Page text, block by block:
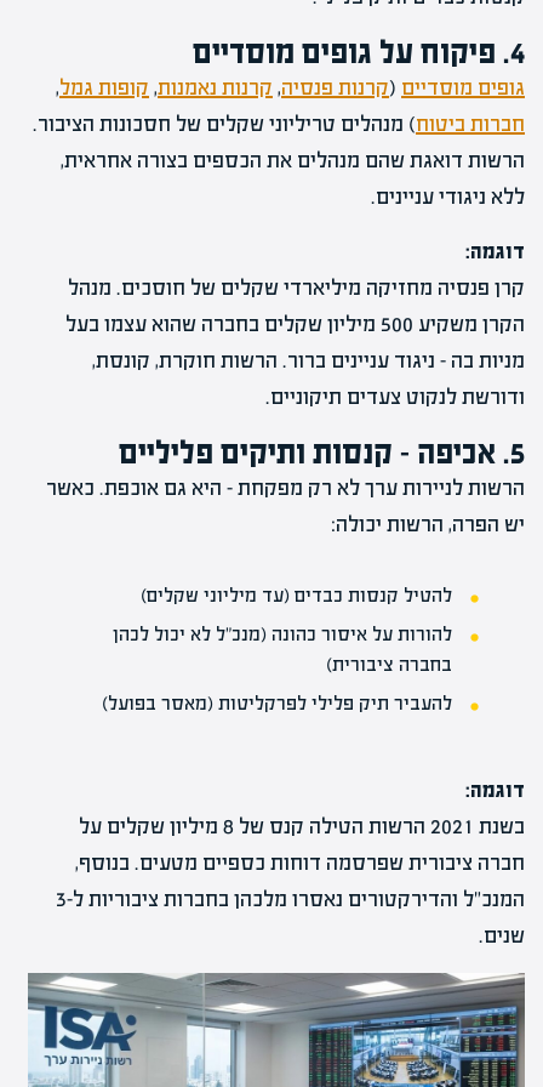
4. פיקוח על גופים מוסדיים
גופים מוסדיים (קרנות פנסיה, קרנות נאמנות, קופות גמל,
חברות ביטוח) מנהלים טריליוני שקלים של חסכונות הציבור.
הרשות דואגת שהם מנהלים את הכספים בצורה אחראית,
ללא ניגודי עניינים.
דוגמה:
קרן פנסיה מחזיקה מיליארדי שקלים של חוסכים. מנהל
הקרן משקיע 500 מיליון שקלים בחברה שהוא עצמו בעל
מניות בה – ניגוד עניינים ברור. הרשות חוקרת, קונסת,
ודורשת לנקוט צעדים תיקוניים.
5. אכיפה – קנסות ותיקים פליליים
הרשות לניירות ערך לא רק מפקחת – היא גם אוכפת. כאשר
יש הפרה, הרשות יכולה:
להטיל קנסות כבדים (עד מיליוני שקלים)
להורות על איסור כהונה (מנכ"ל לא יכול לכהן
בחברה ציבורית)
להעביר תיק פלילי לפרקליטות (מאסר בפועל)
דוגמה:
בשנת 2021 הרשות הטילה קנס של 8 מיליון שקלים על
חברה ציבורית שפרסמה דוחות כספיים מטעים. בנוסף,
המנכ"ל והדירקטורים נאסרו מלכהן בחברות ציבוריות ל-3
שנים.